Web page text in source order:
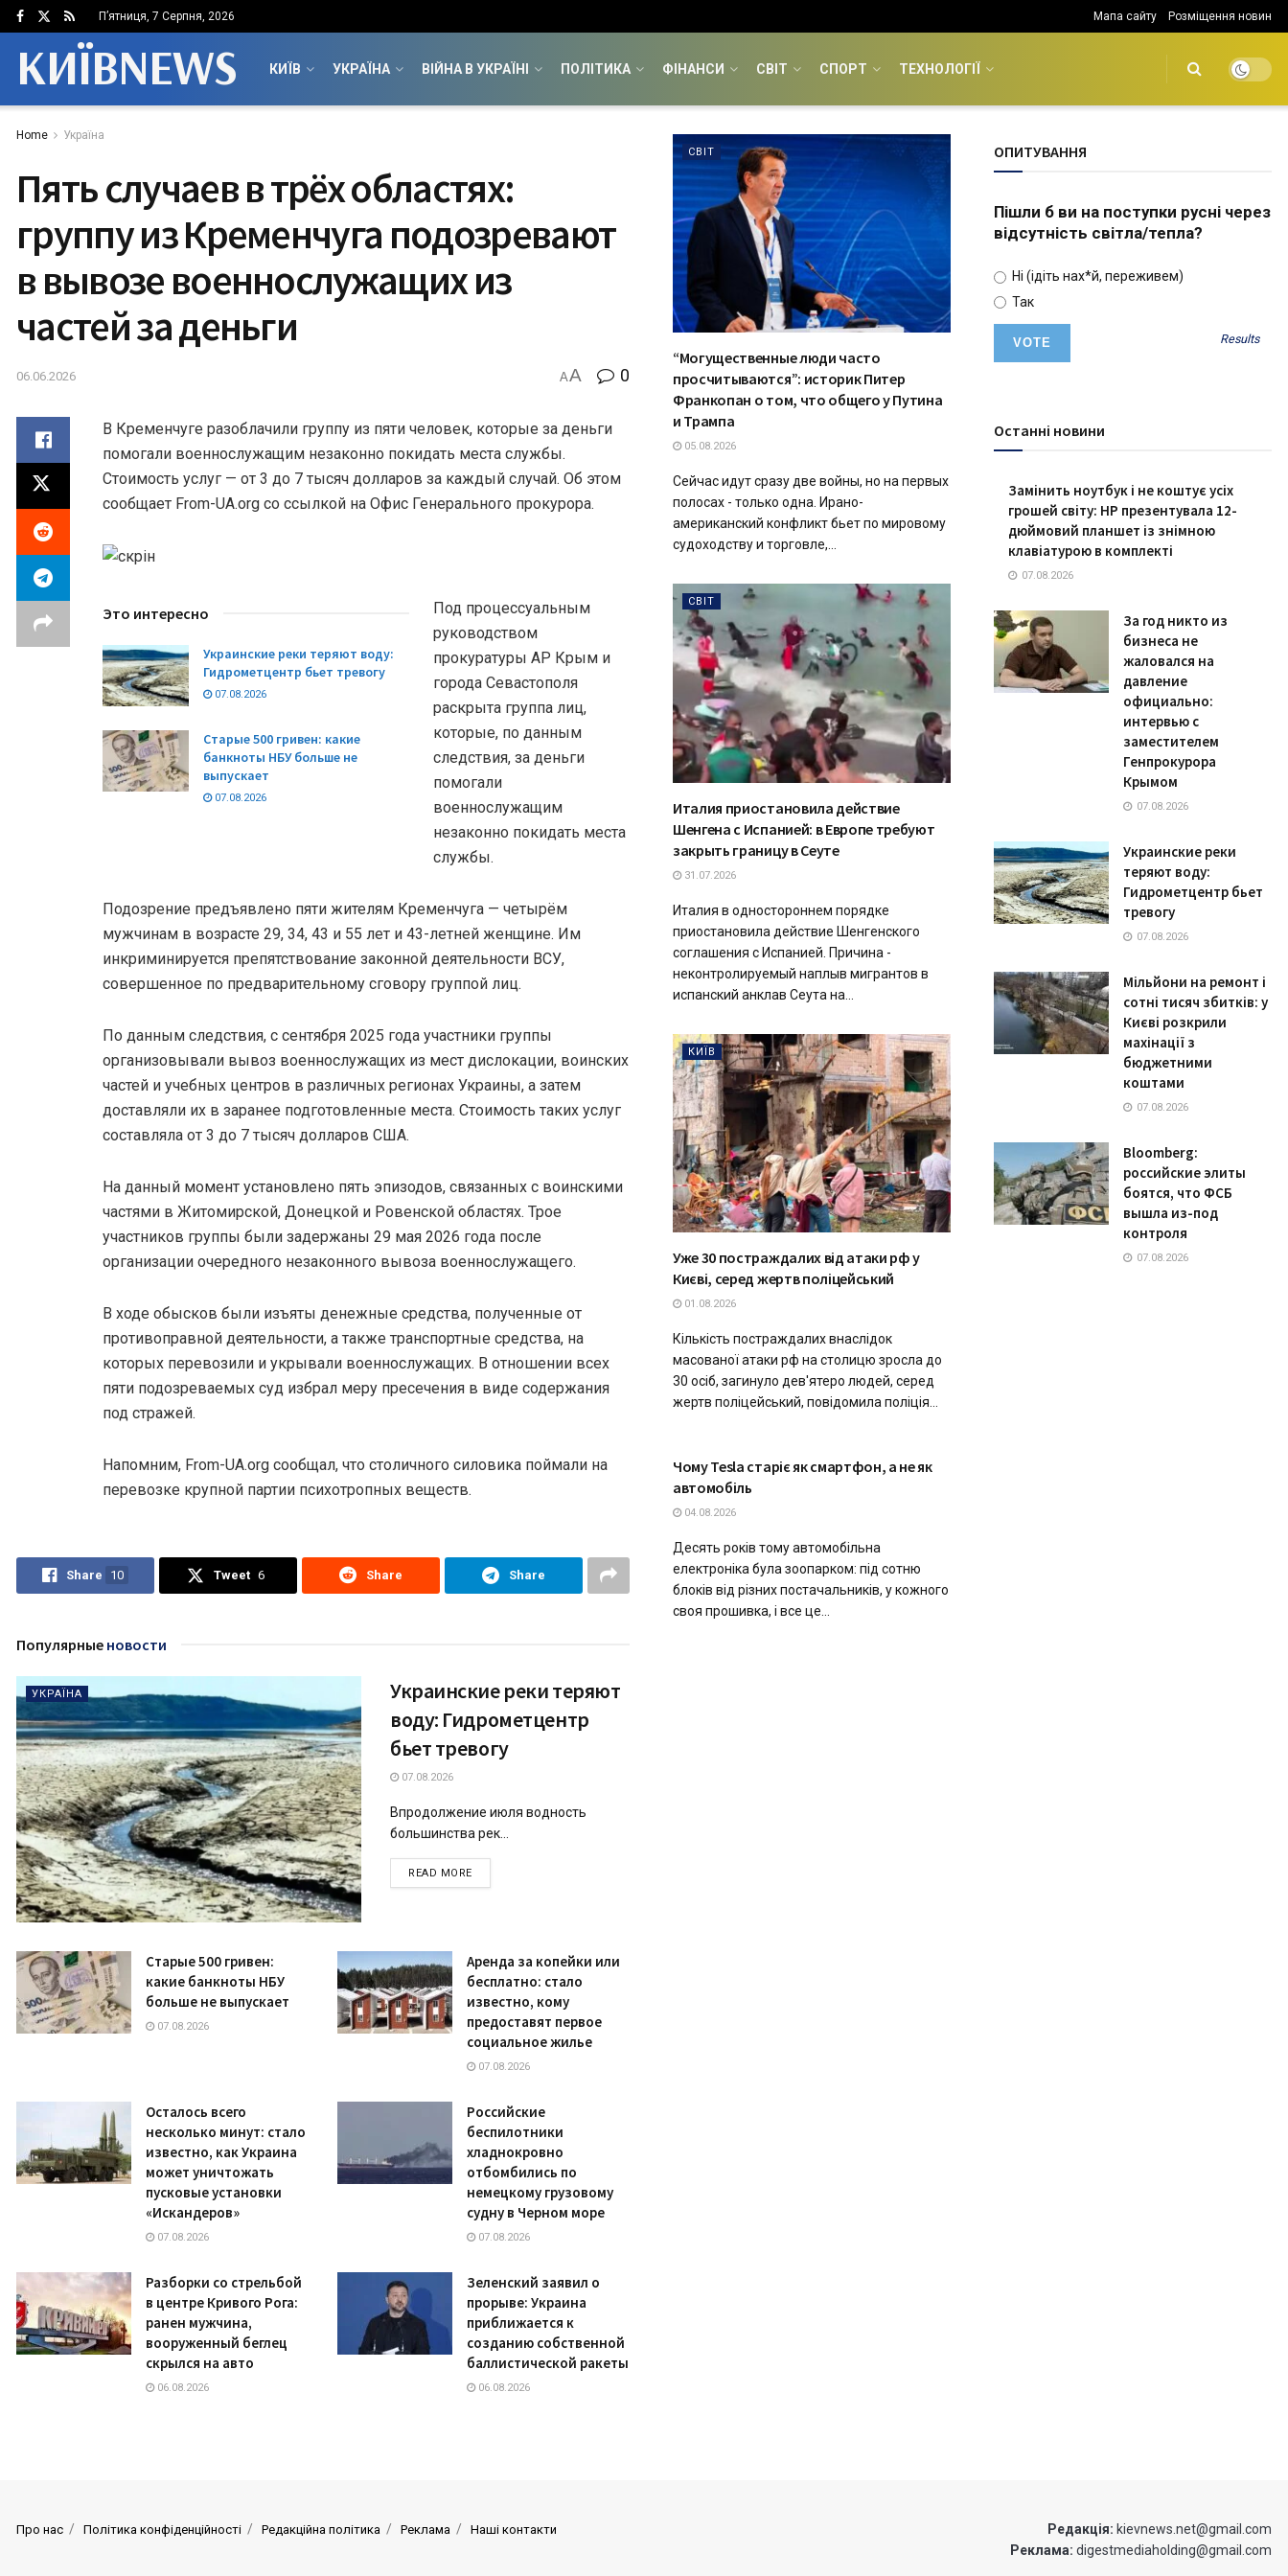
П’ятниця, 7 Серпня, 2026 Мапа сайту Розміщення новин
КИЇВNEWS КИЇВ УКРАЇНА ВІЙНА В УКРАЇНІ ПОЛІТИКА ФІНАНСИ СВІТ СПОРТ ТЕХНОЛОГІЇ
Home Україна
Пять случаев в трёх областях:
группу из Кременчуга подозревают
в вывозе военнослужащих из
частей за деньги
06.06.2026 AA 0
В Кременчуге разоблачили группу из пяти человек, которые за деньги
помогали военнослужащим незаконно покидать места службы.
Стоимость услуг — от 3 до 7 тысяч долларов за каждый случай. Об этом
сообщает From-UA.org со ссылкой на Офис Генерального прокурора.
Это интересно
Украинские реки теряют воду:
Гидрометцентр бьет тревогу
07.08.2026
Старые 500 гривен: какие
банкноты НБУ больше не
выпускает
07.08.2026
Под процессуальным
руководством
прокуратуры АР Крым и
города Севастополя
раскрыта группа лиц,
которые, по данным
следствия, за деньги
помогали
военнослужащим
незаконно покидать места
службы.
Подозрение предъявлено пяти жителям Кременчуга — четырём
мужчинам в возрасте 29, 34, 43 и 55 лет и 43-летней женщине. Им
инкриминируется препятствование законной деятельности ВСУ,
совершенное по предварительному сговору группой лиц.
По данным следствия, с сентября 2025 года участники группы
организовывали вывоз военнослужащих из мест дислокации, воинских
частей и учебных центров в различных регионах Украины, а затем
доставляли их в заранее подготовленные места. Стоимость таких услуг
составляла от 3 до 7 тысяч долларов США.
На данный момент установлено пять эпизодов, связанных с воинскими
частями в Житомирской, Донецкой и Ровенской областях. Трое
участников группы были задержаны 29 мая 2026 года после
организации очередного незаконного вывоза военнослужащего.
В ходе обысков были изъяты денежные средства, полученные от
противоправной деятельности, а также транспортные средства, на
которых перевозили и укрывали военнослужащих. В отношении всех
пяти подозреваемых суд избрал меру пресечения в виде содержания
под стражей.
Напомним, From-UA.org сообщал, что столичного силовика поймали на
перевозке крупной партии психотропных веществ.
Share 10 Tweet 6 Share Share
Популярные новости
УКРАЇНА
Украинские реки теряют
воду: Гидрометцентр
бьет тревогу
07.08.2026
Впродолжение июля водность
большинства рек...
READ MOREDETAILS
Старые 500 гривен:
какие банкноты НБУ
больше не выпускает
07.08.2026
Аренда за копейки или
бесплатно: стало
известно, кому
предоставят первое
социальное жилье
07.08.2026
Осталось всего
несколько минут: стало
известно, как Украина
может уничтожать
пусковые установки
«Искандеров»
07.08.2026
Российские
беспилотники
хладнокровно
отбомбились по
немецкому грузовому
судну в Черном море
07.08.2026
Разборки со стрельбой
в центре Кривого Рога:
ранен мужчина,
вооруженный беглец
скрылся на авто
06.08.2026
Зеленский заявил о
прорыве: Украина
приближается к
созданию собственной
баллистической ракеты
06.08.2026
СВІТ
“Могущественные люди часто
просчитываются”: историк Питер
Франкопан о том, что общего у Путина
и Трампа
05.08.2026
Сейчас идут сразу две войны, но на первых
полосах - только одна. Ирано-
американский конфликт бьет по мировому
судоходству и торговле,...
СВІТ
Италия приостановила действие
Шенгена с Испанией: в Европе требуют
закрыть границу в Сеуте
31.07.2026
Италия в одностороннем порядке
приостановила действие Шенгенского
соглашения с Испанией. Причина -
неконтролируемый наплыв мигрантов в
испанский анклав Сеута на...
КИЇВ
Уже 30 постраждалих від атаки рф у
Києві, серед жертв поліцейський
01.08.2026
Кількість постраждалих внаслідок
масованої атаки рф на столицю зросла до
30 осіб, загинуло дев'ятеро людей, серед
жертв поліцейський, повідомила поліція...
ТЕХНОЛОГІЇ
Чому Tesla старіє як смартфон, а не як
автомобіль
04.08.2026
Десять років тому автомобільна
електроніка була зоопарком: під сотню
блоків від різних постачальників, у кожного
своя прошивка, і все це...
ОПИТУВАННЯ
Пішли б ви на поступки русні через
відсутність світла/тепла?
Ні (ідіть нах*й, переживем)
Так
Results
Останні новини
Замінить ноутбук і не коштує усіх
грошей світу: HP презентувала 12-
дюймовий планшет із знімною
клавіатурою в комплекті
07.08.2026
За год никто из
бизнеса не
жаловался на
давление
официально:
интервью с
заместителем
Генпрокурора
Крымом
07.08.2026
Украинские реки
теряют воду:
Гидрометцентр бьет
тревогу
07.08.2026
Мільйони на ремонт і
сотні тисяч збитків: у
Києві розкрили
махінації з
бюджетними
коштами
07.08.2026
Bloomberg:
российские элиты
боятся, что ФСБ
вышла из-под
контроля
07.08.2026
Про нас Політика конфіденційності Редакційна політика Реклама Наші контакти Редакція: kievnews.net@gmail.com
Реклама: digestmediaholding@gmail.com